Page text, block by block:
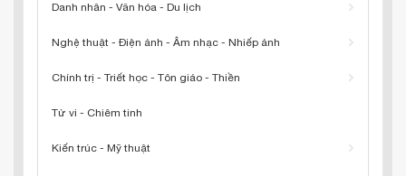
Danh nhân - Văn hóa - Du lịch
Nghệ thuật - Điện ảnh - Âm nhạc - Nhiếp ảnh
Chính trị - Triết học - Tôn giáo - Thiền
Tử vi - Chiêm tinh
Kiến trúc - Mỹ thuật